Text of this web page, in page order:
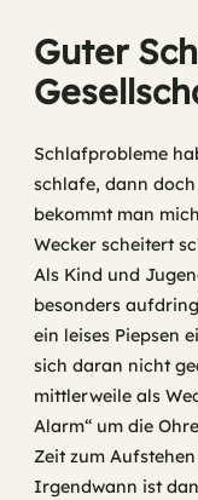
Guter
Schlafprobleme
schlafe, dann
bekommt man
Wecker scheitert
Als Kind und
besonders
ein leises Piepsen
sich daran nicht
mittlerweile als
Alarm“ um die
Zeit zum
Irgendwann ist